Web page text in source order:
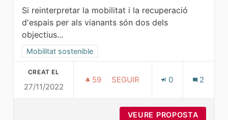
Si reinterpretar la mobilitat i la recuperació
d'espais per als vianants són dos dels
objectius...
Resultats al filtrar per la categoria: Mobilitat sostenible
Mobilitat sostenible
CREAT EL
27/11/2022
59 59 SEGUIDORES
SEGUIR 0 2
VEURE PROPOSTA